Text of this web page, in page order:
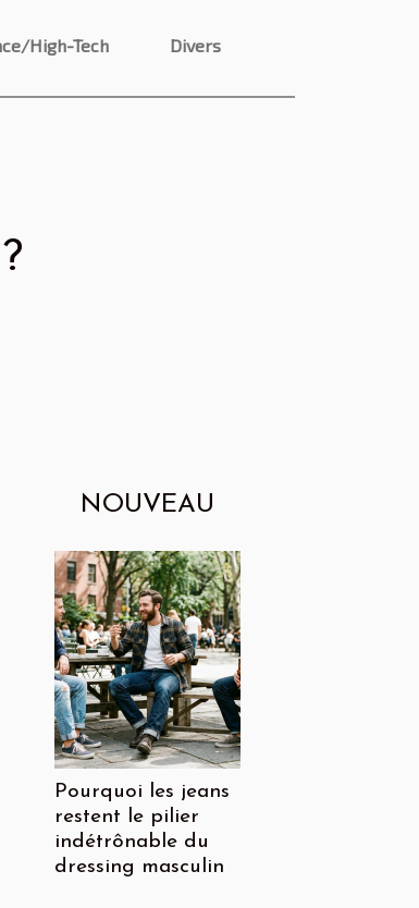
High-Tech Divers
NOUVEAU
Pourquoi les jeans
restent le pilier
indétrônable du
dressing masculin